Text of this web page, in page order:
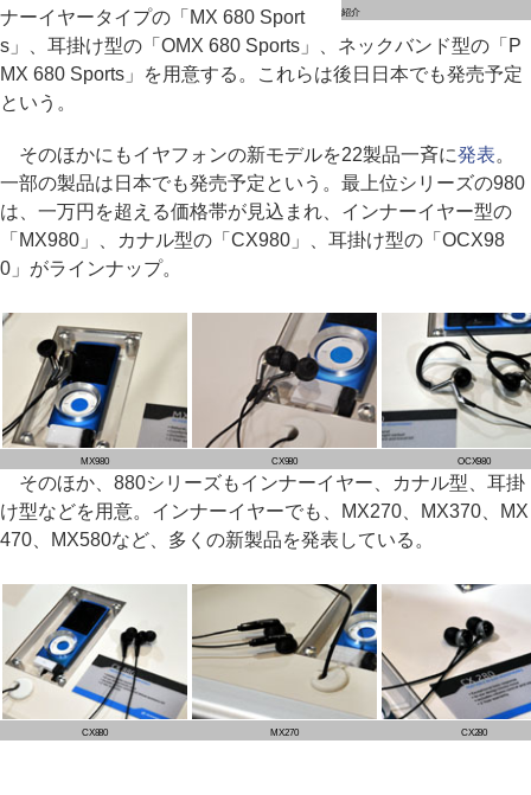
紹介
ナーイヤータイプの「MX 680 Sport
s」、耳掛け型の「OMX 680 Sports」、ネックバンド型の「P
MX 680 Sports」を用意する。これらは後日日本でも発売予定
という。
そのほかにもイヤフォンの新モデルを22製品一斉に発表。
一部の製品は日本でも発売予定という。最上位シリーズの980
は、一万円を超える価格帯が見込まれ、インナーイヤー型の
「MX980」、カナル型の「CX980」、耳掛け型の「OCX98
0」がラインナップ。
MX980 CX980 OCX980
そのほか、880シリーズもインナーイヤー、カナル型、耳掛
け型などを用意。インナーイヤーでも、MX270、MX370、MX
470、MX580など、多くの新製品を発表している。
CX880 MX270 CX280